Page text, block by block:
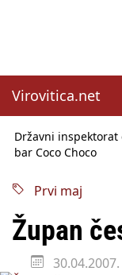
Virovitica.net
Državni
Sabor u srijedu o
Benčić: Rekla sam
godine
Sindikati traže
najavio za jesen
Državni tajnik
HŽ Infrastruktura:
prepolovljene
Prvi maj
Župan
30.04.2007.